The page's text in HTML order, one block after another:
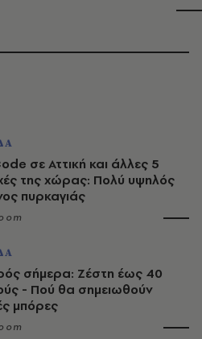
σε Αττική και άλλες 5
της χώρας: Πολύ υψηλός
πυρκαγιάς
σήμερα: Ζέστη έως 40
- Πού θα σημειωθούν
μπόρες